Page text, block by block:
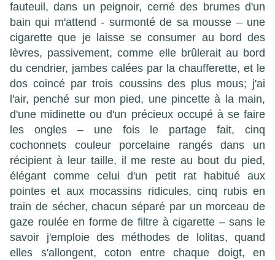
fauteuil, dans un peignoir, cerné des brumes d'un
bain qui m'attend - surmonté de sa mousse – une
cigarette que je laisse se consumer au bord des
lèvres, passivement, comme elle brûlerait au bord
du cendrier, jambes calées par la chaufferette, et le
dos coincé par trois coussins des plus mous; j'ai
l'air, penché sur mon pied, une pincette à la main,
d'une midinette ou d'un précieux occupé à se faire
les ongles – une fois le partage fait, cinq
cochonnets couleur porcelaine rangés dans un
récipient à leur taille, il me reste au bout du pied,
élégant comme celui d'un petit rat habitué aux
pointes et aux mocassins ridicules, cinq rubis en
train de sécher, chacun séparé par un morceau de
gaze roulée en forme de filtre à cigarette – sans le
savoir j'emploie des méthodes de lolitas, quand
elles s'allongent, coton entre chaque doigt, en